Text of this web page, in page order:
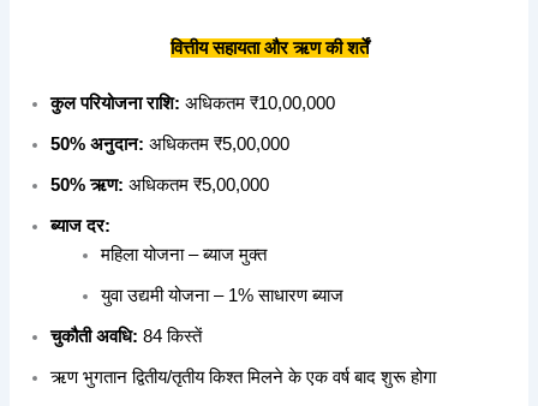
वित्तीयसहायताऔरऋणकीशर्तें
कुल परियोजना राशि: अधिकतम ₹10,00,000
50% अनुदान: अधिकतम ₹5,00,000
50% ऋण: अधिकतम ₹5,00,000
ब्याज दर:
महिला योजना – ब्याज मुक्त
युवा उद्यमी योजना – 1% साधारण ब्याज
चुकौती अवधि: 84 किस्तें
ऋण भुगतान द्वितीय/तृतीय किश्त मिलने के एक वर्ष बाद शुरू होगा